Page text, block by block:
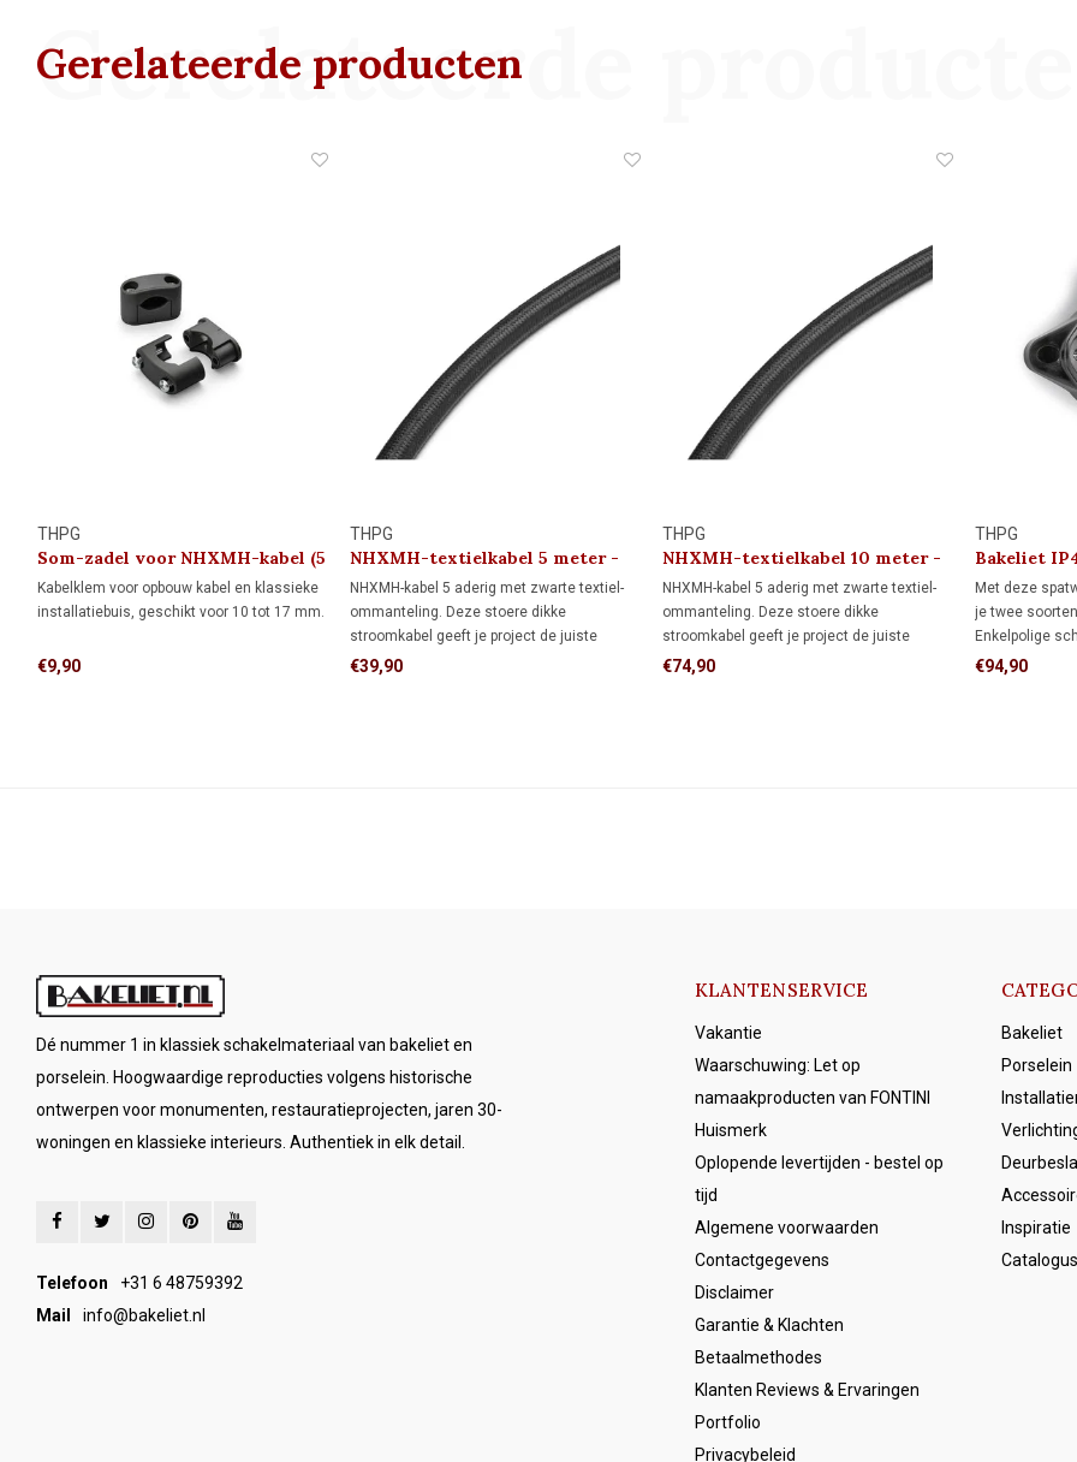
Gerelateerde producten
Gerelateerde
THPG
Som-zadel voor NHXMH-kabel (5
stuks)
Kabelklem voor opbouw kabel en klassieke
installatiebuis, geschikt voor 10 tot 17 mm.
€9,90
THPG
NHXMH-textielkabel 5 meter -
2,5 mm²
NHXMH-kabel 5 aderig met zwarte textiel-
ommanteling. Deze stoere dikke
stroomkabel geeft je project de juiste
industriële uitstraling en is geschikt om
€39,90
THPG
NHXMH-textielkabel 10 meter -
2,5 mm²
NHXMH-kabel 5 aderig met zwarte textiel-
ommanteling. Deze stoere dikke
stroomkabel geeft je project de juiste
industriële uitstraling.
€74,90
THPG
Bakeliet
schakelaar
Met deze
je twee
Enkelpolige
de
€94,90
Dé nummer 1 in klassiek schakelmateriaal van bakeliet en
porselein. Hoogwaardige reproducties volgens historische
ontwerpen voor monumenten, restauratieprojecten, jaren 30-
woningen en klassieke interieurs. Authentiek in elk detail.
Telefoon
+31 6 48759392
Mail
info@bakeliet.nl
KLANTENSERVICE
Vakantie
Waarschuwing: Let op
namaakproducten van FONTINI
Huismerk
Oplopende levertijden - bestel op
tijd
Algemene voorwaarden
Contactgegevens
Disclaimer
Garantie & Klachten
Betaalmethodes
Klanten Reviews & Ervaringen
Portfolio
Privacybeleid
Bakeliet
Porselein
Inspiratie
Catalogus